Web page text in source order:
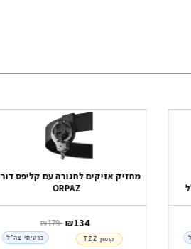
ORPAZ
‏ ₪
179 134
כרטיסי צה"ל קופון TZZ